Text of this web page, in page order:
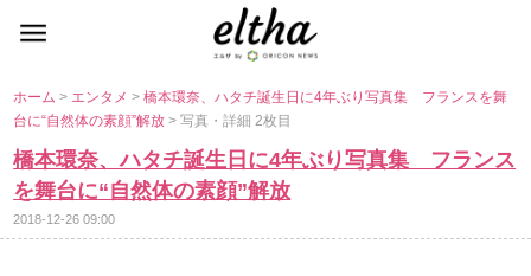
ホーム> エンタメ>橋本環奈、ハタチ誕生日に4年ぶり写真集 フランスを舞
台に“自然体の素顔”解放> 写真・詳細 2枚目
橋本環奈、ハタチ誕生日に4年ぶり写真集 フランス
を舞台に“自然体の素顔”解放
2018-12-26 09:00